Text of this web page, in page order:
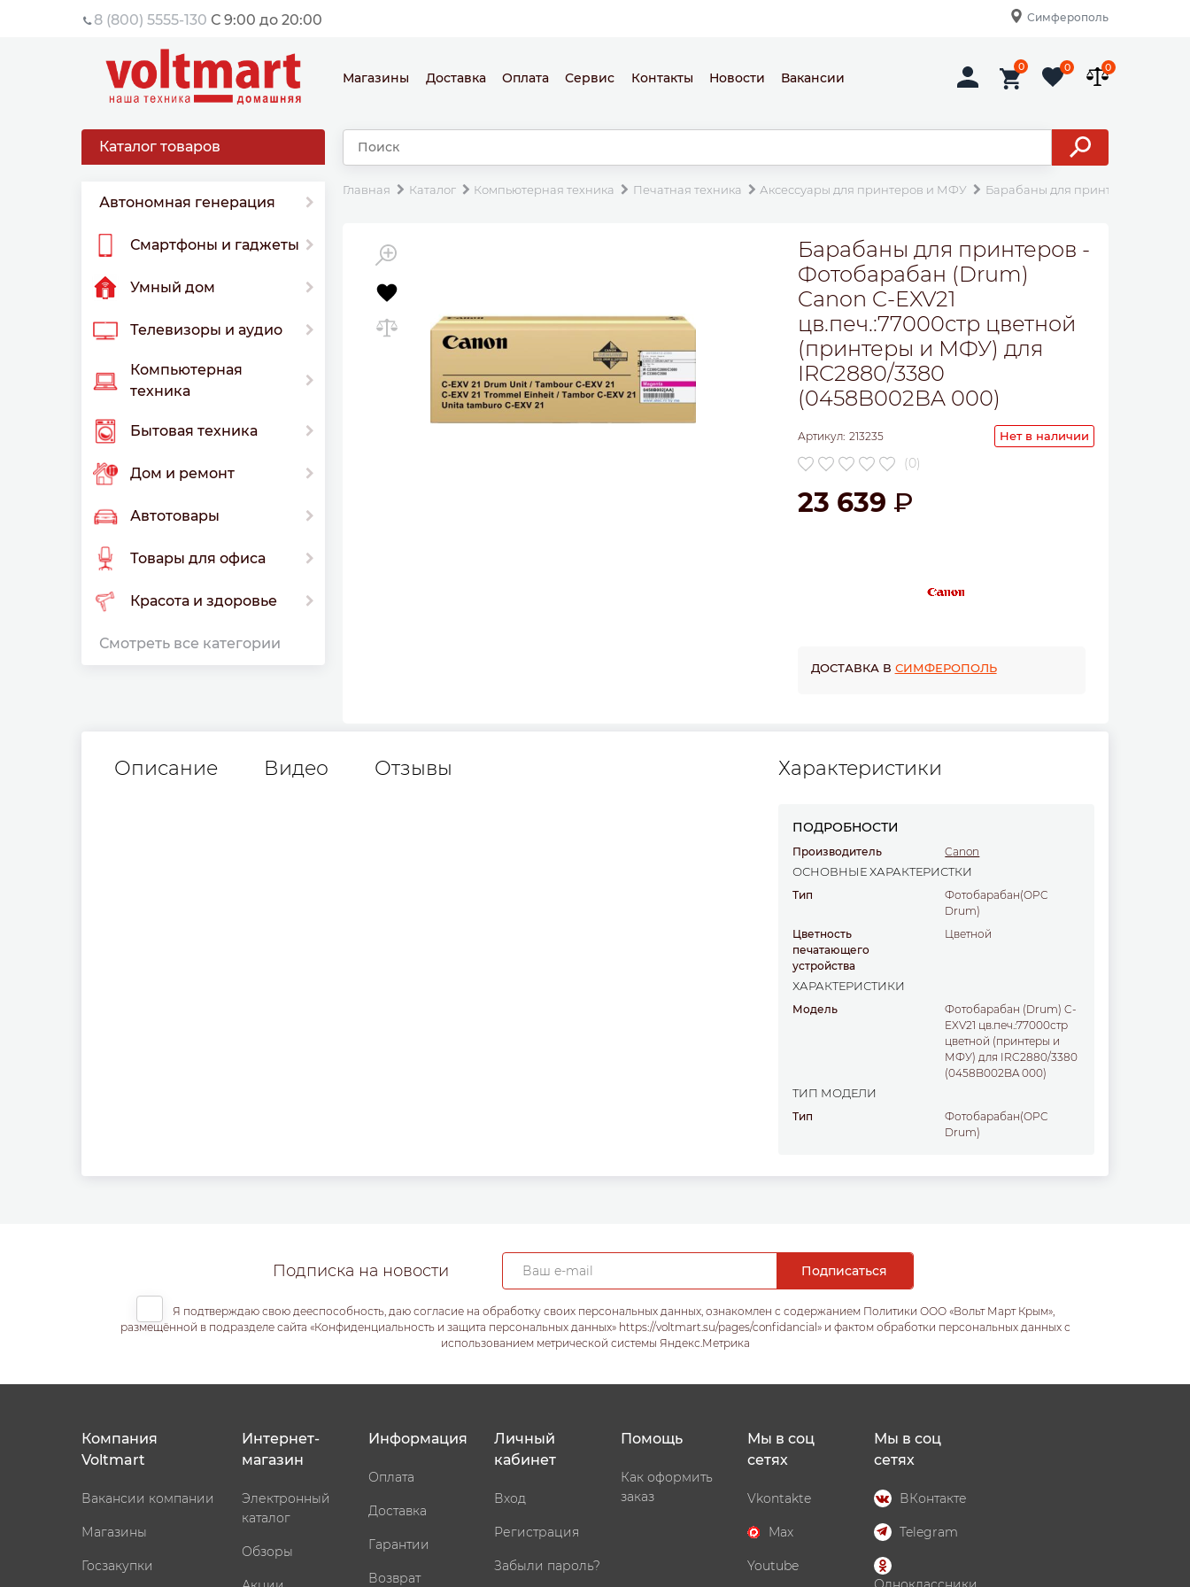
8 (800) 5555-130 С 9:00 до 20:00 Симферополь
Магазины Доставка Оплата Сервис Контакты Новости Вакансии
0 0 0
Каталог товаров
Автономная генерация
Смартфоны и гаджеты
Умный дом
Телевизоры и аудио
Компьютерная
техника
Бытовая техника
Дом и ремонт
Автотовары
Товары для офиса
Красота и здоровье
Смотреть все категории
Главная Каталог Компьютерная техника Печатная техника Аксессуары для принтеров и МФУ Барабаны для принтеров
Барабаны для принтеров -
Фотобарабан (Drum)
Canon C-EXV21
цв.печ.:77000стр цветной
(принтеры и МФУ) для
IRC2880/3380
(0458B002BA 000)
Артикул: 213235 Нет в наличии
(0)
23 639
ДОСТАВКА В СИМФЕРОПОЛЬ
Описание Видео Отзывы Характеристики
ПОДРОБНОСТИ
Производитель Canon
ОСНОВНЫЕ ХАРАКТЕРИСТКИ
Тип
Фотобарабан(OPC
Drum)
Цветность
печатающего
устройства
цветной
ХАРАКТЕРИСТИКИ
Модель
Фотобарабан (Drum) C-
EXV21 цв.печ.:77000стр
цветной (принтеры и
МФУ) для IRC2880/3380
(0458B002BA 000)
ТИП МОДЕЛИ
Тип
Фотобарабан(OPC
Drum)
Подписка на новости
Я подтверждаю свою дееспособность, даю согласие на обработку своих персональных данных, ознакомлен с содержанием Политики ООО «Вольт Март Крым»,
размещённой в подразделе сайта «Конфиденциальность и защита персональных данных» https://voltmart.su/pages/confidancial» и фактом обработки персональных данных с
использованием метрической системы Яндекс.Метрика
Компания
Voltmart
Вакансии компании
Магазины
Госзакупки
Интернет-
магазин
Электронный
каталог
Обзоры
Информация
Оплата
Доставка
Гарантии
Возврат
Личный
кабинет
Вход
Регистрация
Забыли пароль?
Помощь
Как оформить
заказ
Мы в соц
сетях
Vkontakte
Max
Youtube
Мы в соц
сетях
ВКонтакте
Telegram